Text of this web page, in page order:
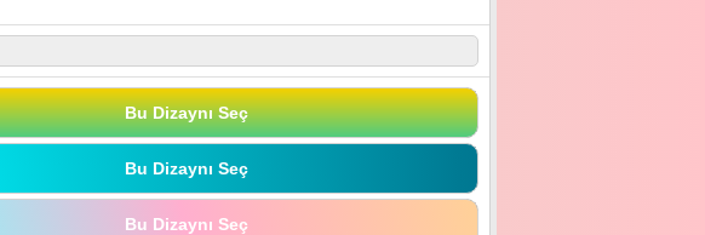
Bu Dizaynı Seç
Bu Dizaynı Seç
Bu Dizaynı Seç